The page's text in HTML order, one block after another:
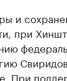
и
при
При